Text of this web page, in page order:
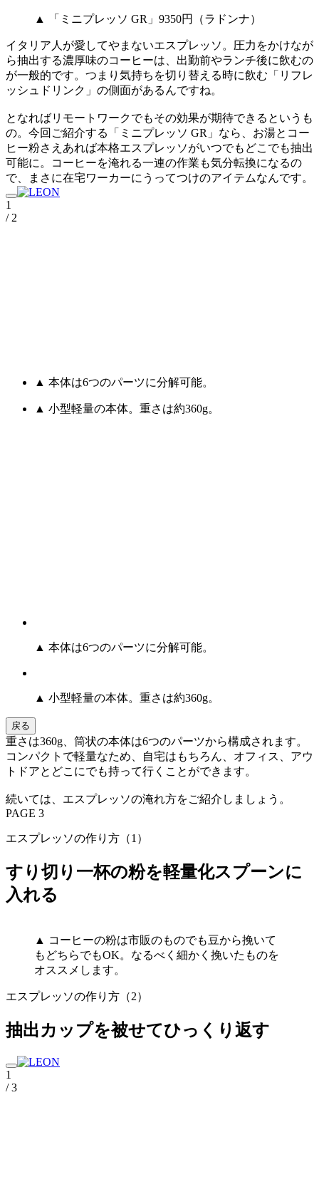
▲ 「ミニプレッソ GR」9350円（ラドンナ）
イタリア人が愛してやまないエスプレッソ。圧力をかけなが
ら抽出する濃厚味のコーヒーは、出勤前やランチ後に飲むの
が一般的です。つまり気持ちを切り替える時に飲む「リフレ
ッシュドリンク」の側面があるんですね。
となればリモートワークでもその効果が期待できるというも
の。今回ご紹介する「ミニプレッソ GR」なら、お湯とコー
ヒー粉さえあれば本格エスプレッソがいつでもどこでも抽出
可能に。コーヒーを淹れる一連の作業も気分転換になるの
で、まさに在宅ワーカーにうってつけのアイテムなんです。
1
/ 2
▲ 本体は6つのパーツに分解可能。
▲ 小型軽量の本体。重さは約360g。
▲ 本体は6つのパーツに分解可能。
▲ 小型軽量の本体。重さは約360g。
戻る
重さは360g、筒状の本体は6つのパーツから構成されます。
コンパクトで軽量なため、自宅はもちろん、オフィス、アウ
トドアとどこにでも持って行くことができます。
続いては、エスプレッソの淹れ方をご紹介しましょう。
PAGE 3
エスプレッソの作り方（1）
すり切り一杯の粉を軽量化スプーンに
入れる
▲ コーヒーの粉は市販のものでも豆から挽いて
もどちらでもOK。なるべく細かく挽いたものを
オススメします。
エスプレッソの作り方（2）
抽出カップを被せてひっくり返す
1
/ 3